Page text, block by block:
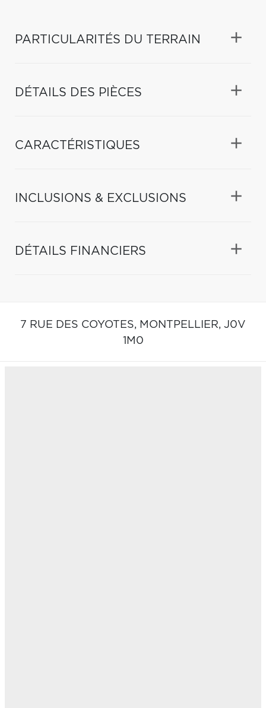
PARTICULARITÉS DU TERRAIN
DÉTAILS DES PIÈCES
CARACTÉRISTIQUES
INCLUSIONS & EXCLUSIONS
DÉTAILS FINANCIERS
7 RUE DES COYOTES, MONTPELLIER, J0V
1M0